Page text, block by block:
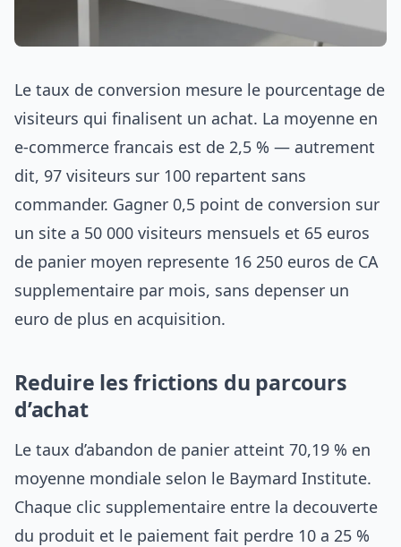
Le taux de conversion mesure le pourcentage de
visiteurs qui finalisent un achat. La moyenne en
e-commerce francais est de 2,5 % — autrement
dit, 97 visiteurs sur 100 repartent sans
commander. Gagner 0,5 point de conversion sur
un site a 50 000 visiteurs mensuels et 65 euros
de panier moyen represente 16 250 euros de CA
supplementaire par mois, sans depenser un
euro de plus en acquisition.
Reduire les frictions du parcours
d’achat
Le taux d’abandon de panier atteint 70,19 % en
moyenne mondiale selon le Baymard Institute.
Chaque clic supplementaire entre la decouverte
du produit et le paiement fait perdre 10 a 25 %